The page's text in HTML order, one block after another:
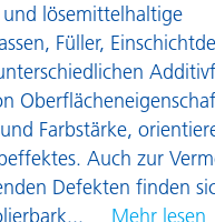
lösemittelhaltige
Füller,
Farbstärke,
Auch zur
Defekten finden
... Mehr lesen